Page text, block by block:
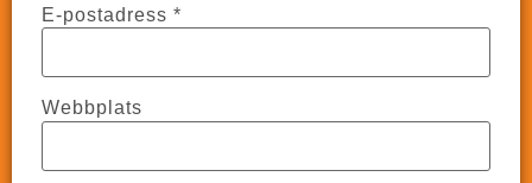
E-postadress*
Webbplats